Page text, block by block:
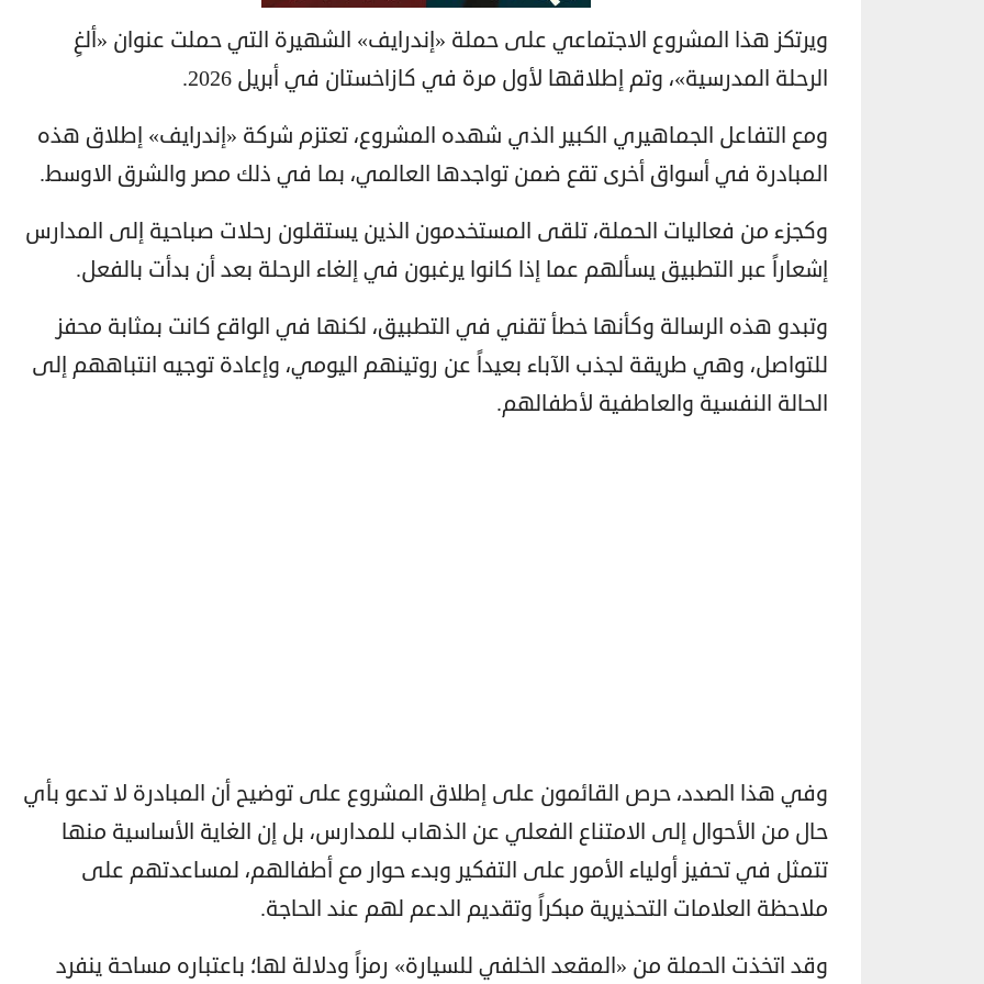
ويرتكز هذا المشروع الاجتماعي على حملة «إندرايف» الشهيرة التي حملت عنوان «ألغِ
الرحلة المدرسية»، وتم إطلاقها لأول مرة في كازاخستان في أبريل 2026.
ومع التفاعل الجماهيري الكبير الذي شهده المشروع، تعتزم شركة «إندرايف» إطلاق هذه
المبادرة في أسواق أخرى تقع ضمن تواجدها العالمي، بما في ذلك مصر والشرق الاوسط.
وكجزء من فعاليات الحملة، تلقى المستخدمون الذين يستقلون رحلات صباحية إلى المدارس
إشعاراً عبر التطبيق يسألهم عما إذا كانوا يرغبون في إلغاء الرحلة بعد أن بدأت بالفعل.
وتبدو هذه الرسالة وكأنها خطأ تقني في التطبيق، لكنها في الواقع كانت بمثابة محفز
للتواصل، وهي طريقة لجذب الآباء بعيداً عن روتينهم اليومي، وإعادة توجيه انتباههم إلى
الحالة النفسية والعاطفية لأطفالهم.
وفي هذا الصدد، حرص القائمون على إطلاق المشروع على توضيح أن المبادرة لا تدعو بأي
حال من الأحوال إلى الامتناع الفعلي عن الذهاب للمدارس، بل إن الغاية الأساسية منها
تتمثل في تحفيز أولياء الأمور على التفكير وبدء حوار مع أطفالهم، لمساعدتهم على
ملاحظة العلامات التحذيرية مبكراً وتقديم الدعم لهم عند الحاجة.
وقد اتخذت الحملة من «المقعد الخلفي للسيارة» رمزاً ودلالة لها؛ باعتباره مساحة ينفرد